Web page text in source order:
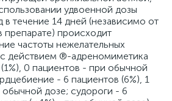
удвоенной дозы
в течение 14 дней (независимо от
происходит
частоты нежелательных
с действием ®-адреномиметика
0 пациентов - при обычной
- 6 пациентов (6%), 1
обычной дозе; судороги - 6